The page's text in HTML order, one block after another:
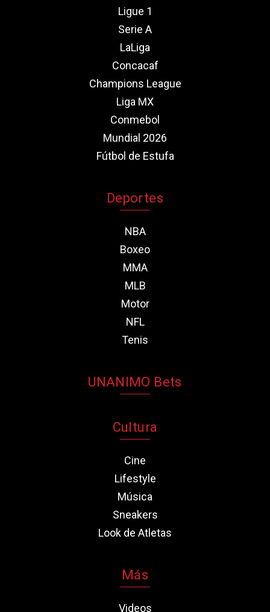
Ligue 1
Serie A
LaLiga
Concacaf
Champions League
Liga MX
Conmebol
Mundial 2026
Fútbol de Estufa
Deportes
NBA
Boxeo
MMA
MLB
Motor
NFL
Tenis
UNANIMO Bets
Cultura
Cine
Lifestyle
Música
Sneakers
Look de Atletas
Más
Videos